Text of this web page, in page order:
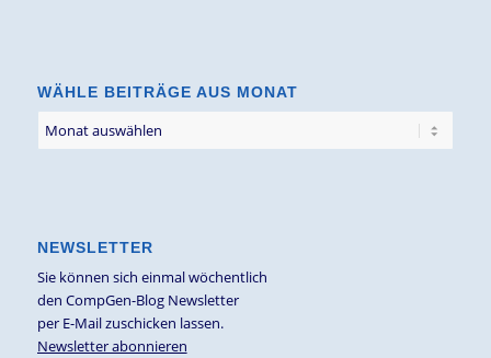
WÄHLE BEITRÄGE AUS MONAT
NEWSLETTER
Sie können sich einmal wöchentlich
den CompGen-Blog Newsletter
per E-Mail zuschicken lassen.
Newsletter abonnieren